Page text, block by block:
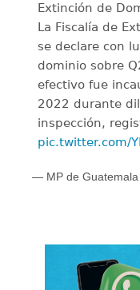
Extinción de
La Fiscalía de
se declare con
dominio sobre
efectivo fue
2022 durante
inspección,
pic.twitter.com/
— MP de Guatemala